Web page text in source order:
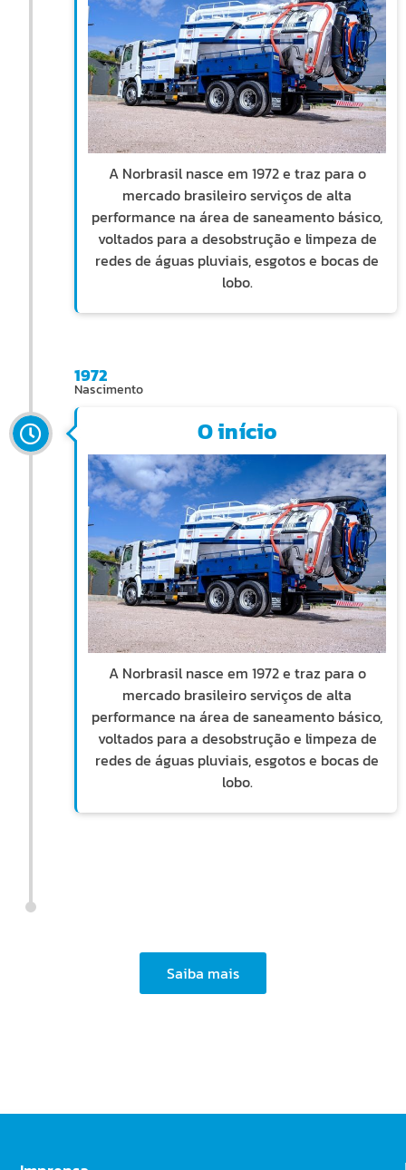
A Norbrasil nasce em 1972 e traz para o
mercado brasileiro serviços de alta
performance na área de saneamento básico,
voltados para a desobstrução e limpeza de
redes de águas pluviais, esgotos e bocas de
lobo.
1972
Nascimento
O início
A Norbrasil nasce em 1972 e traz para o
mercado brasileiro serviços de alta
performance na área de saneamento básico,
voltados para a desobstrução e limpeza de
redes de águas pluviais, esgotos e bocas de
lobo.
Saiba mais